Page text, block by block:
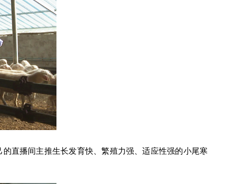
直播间主推生长发育快、繁殖力强、适应性强的小尾寒